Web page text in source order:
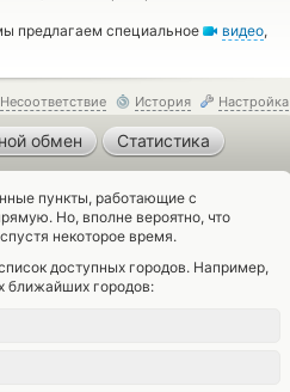
предлагаем специальное
видео,
Несоответствие История Настройка
обмен Статистика
пункты, работающие с
Но, вполне вероятно, что
некоторое время.
доступных городов. Например,
ближайших городов: